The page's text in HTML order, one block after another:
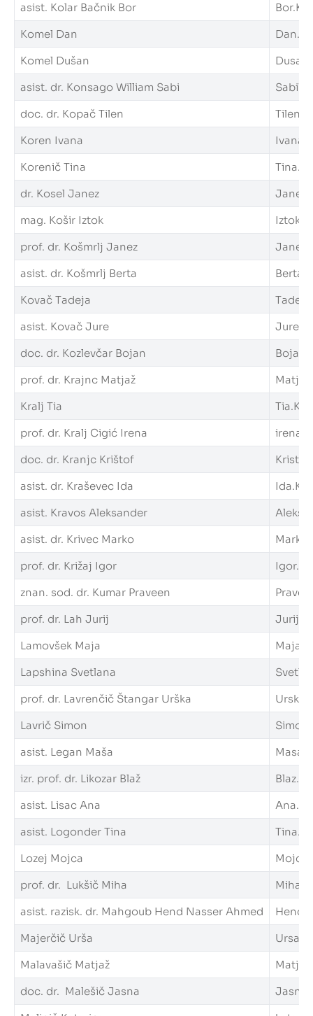
asist. Kolar Bačnik Bor
Komel Dan
Komel Dušan
asist. dr. Konsago William Sabi
doc. dr. Kopač Tilen
Koren Ivana
Korenič Tina
dr. Kosel Janez
mag. Košir Iztok
prof. dr. Košmrlj Janez
asist. dr. Košmrlj Berta
Kovač Tadeja
asist. Kovač Jure
doc. dr. Kozlevčar Bojan
prof. dr. Krajnc Matjaž
Kralj Tia
prof. dr. Kralj Cigić Irena
doc. dr. Kranjc Krištof
asist. dr. Kraševec Ida
asist. Kravos Aleksander
asist. dr. Krivec Marko
prof. dr. Križaj Igor
znan. sod. dr. Kumar Praveen
prof. dr. Lah Jurij
Lamovšek Maja
Lapshina Svetlana
prof. dr. Lavrenčič Štangar Urška
Lavrič Simon
asist. Legan Maša
izr. prof. dr. Likozar Blaž
asist. Lisac Ana
asist. Logonder Tina
Lozej Mojca
prof. dr. Lukšič Miha
asist. razisk. dr. Mahgoub Hend Nasser Ahmed
Majerčič Urša
Malavašič Matjaž
doc. dr. Malešič Jasna